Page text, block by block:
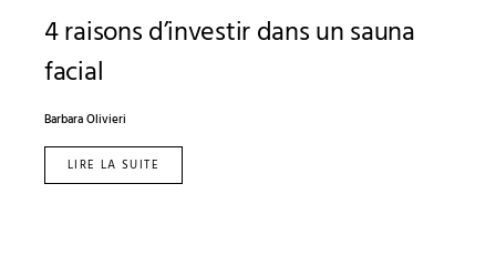
4 raisons d’investir dans un sauna
facial
Barbara Olivieri
LIRE LA SUITE